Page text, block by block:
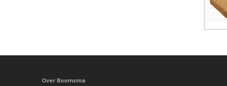
Over Boomsma